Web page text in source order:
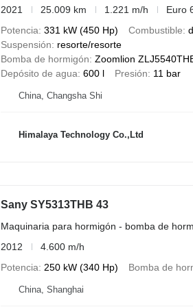
2021 25.009 km 1.221 m/h
Euro
Potencia 331 kW (450 Hp) Combustible
Suspensión
resorte/resorte
Bomba de hormigón Zoomlion
Depósito de agua 600 l Presión 11 bar
China, Changsha Shi
Himalaya Technology Co.,Ltd
Sany SY5313THB 43
Maquinaria para hormigón - bomba de
2012
4.600 m/h
Potencia
250 kW (340 Hp) Bomba de
China, Shanghai